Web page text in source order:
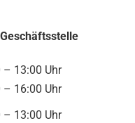
– 13:00 Uhr
– 16:00 Uhr
– 13:00 Uhr